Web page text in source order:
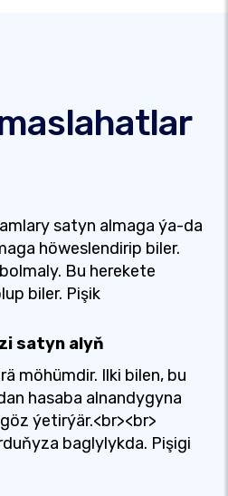
satyn almaga ýa-da
höweslendirip biler.
Bu herekete
biler. Pişik
satyn alyň
möhümdir. Ilki bilen, bu
hasaba alnandygyna
ýetirýär.<br><br>
baglylykda. Pişigi